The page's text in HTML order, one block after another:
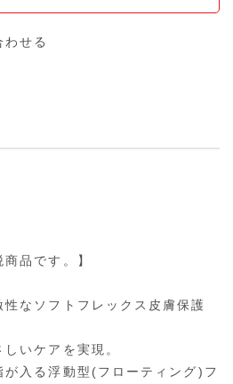
せる
品です。】
なソフトフレックス皮膚保護
いケアを実現。
入る浮動型(フローティング)フ